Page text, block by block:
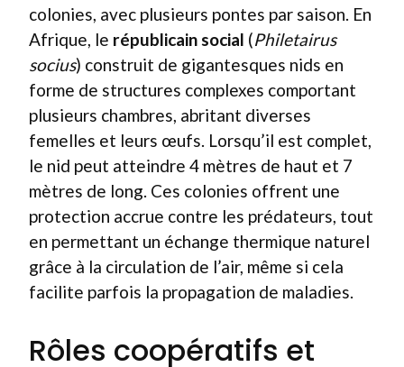
colonies, avec plusieurs pontes par saison. En
Afrique, le républicain social (Philetairus
socius) construit de gigantesques nids en
forme de structures complexes comportant
plusieurs chambres, abritant diverses
femelles et leurs œufs. Lorsqu’il est complet,
le nid peut atteindre 4 mètres de haut et 7
mètres de long. Ces colonies offrent une
protection accrue contre les prédateurs, tout
en permettant un échange thermique naturel
grâce à la circulation de l’air, même si cela
facilite parfois la propagation de maladies.
Rôles coopératifs et